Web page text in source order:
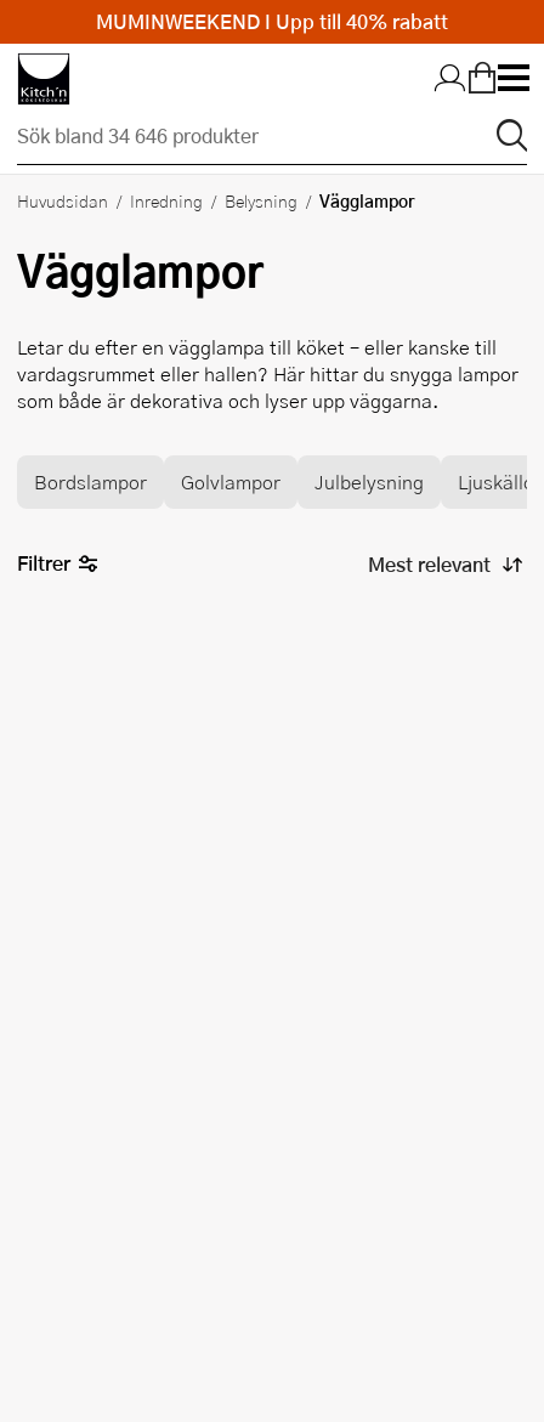
Hopp till huvudinnehållet
Huvudsidan Inredning Belysning Vägglampor
Vägglampor
Letar du efter en vägglampa till köket – eller kanske till
vardagsrummet eller hallen? Här hittar du snygga lampor
som både är dekorativa och lyser upp väggarna.
Bordslampor Golvlampor Julbelysning Ljuskällor
Filtrer
MUMINWEEKEND I Upp till 40% rabatt